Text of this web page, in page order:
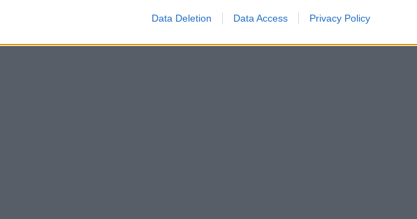
Data Deletion Data Access Privacy Policy